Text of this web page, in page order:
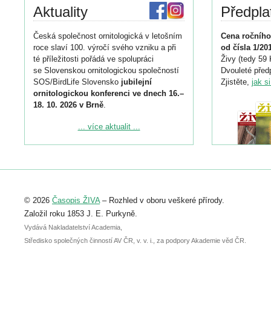
Aktuality
Česká společnost ornitologická v letošním
roce slaví 100. výročí svého vzniku a při
té příležitosti pořádá ve spolupráci
se Slovenskou ornitologickou společností
SOS/BirdLife Slovensko jubilejní
ornitologickou konferenci ve dnech 16.–
18. 10. 2026 v Brně.
Podrobnější informace ke konferenci
Registrovat se můžete do 6. září.
abstraktu přihlášené přednášky nebo
posteru je už 30. června.
... více aktualit ...
Cena
od čísla 1/
Živy (tedy 59
Dvouleté
Zjistěte, jak
© 2026 Časopis ŽIVA– Rozhled v oboru veškeré přírody.
Založil roku 1853 J. E. Purkyně.
Vydává Nakladatelství Academia,
Středisko společných činností AV ČR, v. v. i., za podpory Akademie věd ČR.